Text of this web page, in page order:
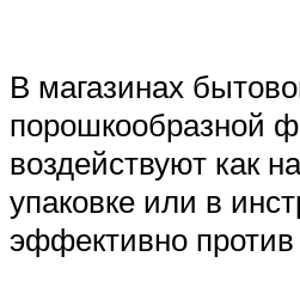
В магазинах
порошкообразной
воздействуют как
упаковке или в
эффективно